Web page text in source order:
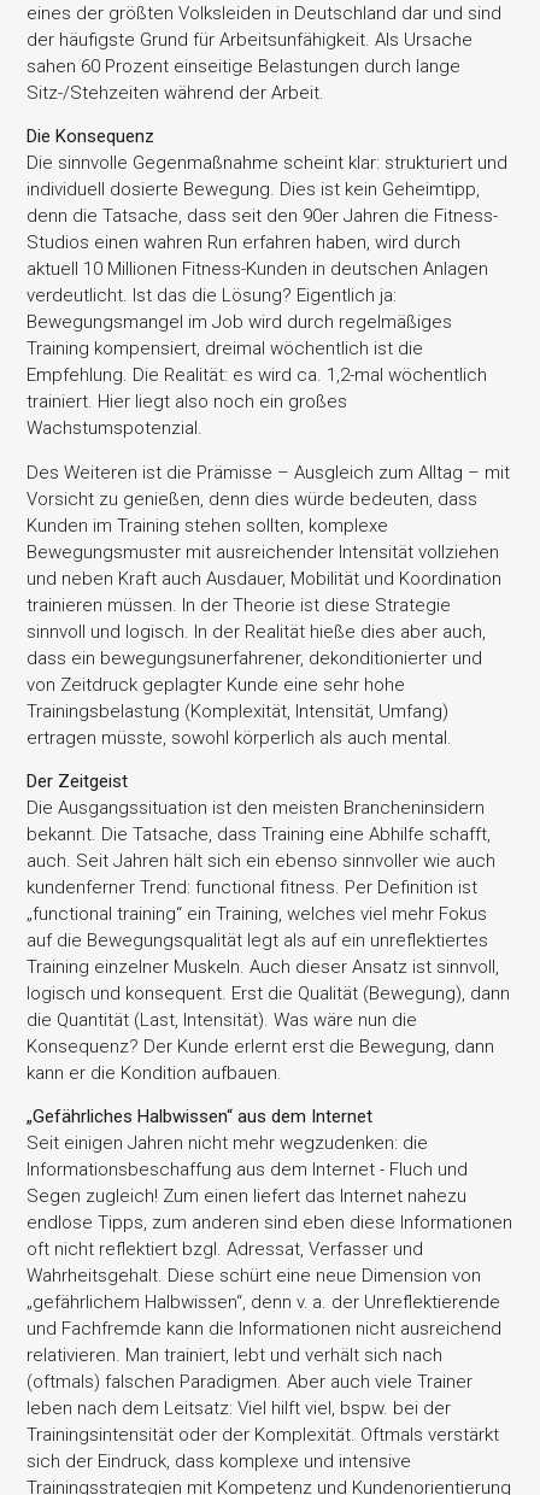
eines der größten Volksleiden in Deutschland dar und sind
der häufigste Grund für Arbeitsunfähigkeit. Als Ursache
sahen 60 Prozent einseitige Belastungen durch lange
Sitz-/Stehzeiten während der Arbeit.
Die Konsequenz
Die sinnvolle Gegenmaßnahme scheint klar: strukturiert und
individuell dosierte Bewegung. Dies ist kein Geheimtipp,
denn die Tatsache, dass seit den 90er Jahren die Fitness-
Studios einen wahren Run erfahren haben, wird durch
aktuell 10 Millionen Fitness-Kunden in deutschen Anlagen
verdeutlicht. Ist das die Lösung? Eigentlich ja:
Bewegungsmangel im Job wird durch regelmäßiges
Training kompensiert, dreimal wöchentlich ist die
Empfehlung. Die Realität: es wird ca. 1,2-mal wöchentlich
trainiert. Hier liegt also noch ein großes
Wachstumspotenzial.
Des Weiteren ist die Prämisse – Ausgleich zum Alltag – mit
Vorsicht zu genießen, denn dies würde bedeuten, dass
Kunden im Training stehen sollten, komplexe
Bewegungsmuster mit ausreichender Intensität vollziehen
und neben Kraft auch Ausdauer, Mobilität und Koordination
trainieren müssen. In der Theorie ist diese Strategie
sinnvoll und logisch. In der Realität hieße dies aber auch,
dass ein bewegungsunerfahrener, dekonditionierter und
von Zeitdruck geplagter Kunde eine sehr hohe
Trainingsbelastung (Komplexität, Intensität, Umfang)
ertragen müsste, sowohl körperlich als auch mental.
Der Zeitgeist
Die Ausgangssituation ist den meisten Brancheninsidern
bekannt. Die Tatsache, dass Training eine Abhilfe schafft,
auch. Seit Jahren hält sich ein ebenso sinnvoller wie auch
kundenferner Trend: functional fitness. Per Definition ist
„functional training“ ein Training, welches viel mehr Fokus
auf die Bewegungsqualität legt als auf ein unreflektiertes
Training einzelner Muskeln. Auch dieser Ansatz ist sinnvoll,
logisch und konsequent. Erst die Qualität (Bewegung), dann
die Quantität (Last, Intensität). Was wäre nun die
Konsequenz? Der Kunde erlernt erst die Bewegung, dann
kann er die Kondition aufbauen.
„Gefährliches Halbwissen“ aus dem Internet
Seit einigen Jahren nicht mehr wegzudenken: die
Informationsbeschaffung aus dem Internet - Fluch und
Segen zugleich! Zum einen liefert das Internet nahezu
endlose Tipps, zum anderen sind eben diese Informationen
oft nicht reflektiert bzgl. Adressat, Verfasser und
Wahrheitsgehalt. Diese schürt eine neue Dimension von
„gefährlichem Halbwissen“, denn v. a. der Unreflektierende
und Fachfremde kann die Informationen nicht ausreichend
relativieren. Man trainiert, lebt und verhält sich nach
(oftmals) falschen Paradigmen. Aber auch viele Trainer
leben nach dem Leitsatz: Viel hilft viel, bspw. bei der
Trainingsintensität oder der Komplexität. Oftmals verstärkt
sich der Eindruck, dass komplexe und intensive
Trainingsstrategien mit Kompetenz und Kundenorientierung